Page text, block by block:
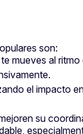
son:
mueves al ritmo
el impacto
su